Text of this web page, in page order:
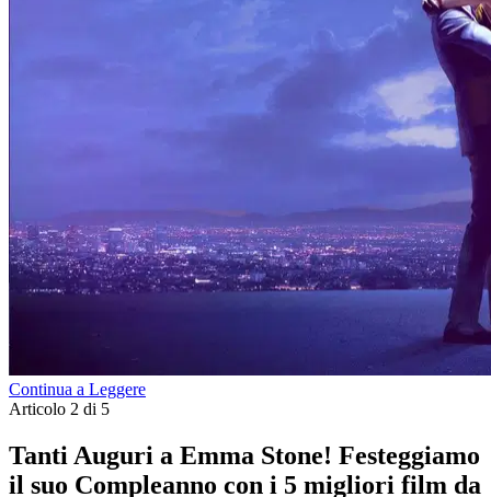
Continua a Leggere
Articolo 2 di 5
Tanti Auguri a Emma Stone! Festeggiamo
il suo Compleanno con i 5 migliori film da